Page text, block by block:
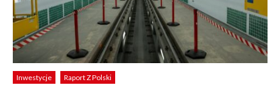
Inwestycje Raport Z Polski